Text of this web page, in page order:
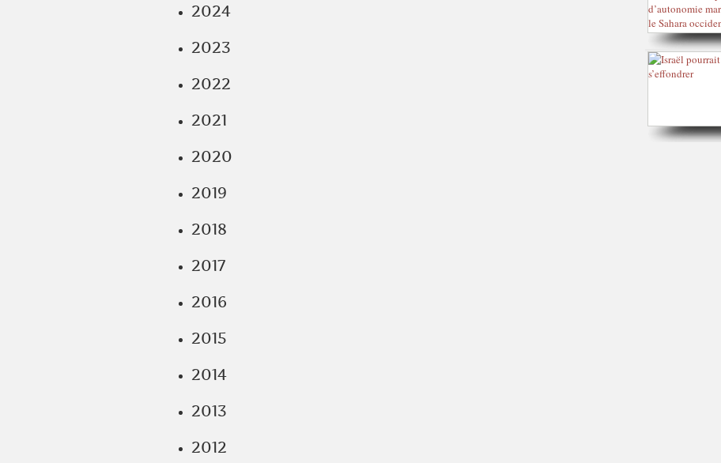
2024
2023
2022
2021
2020
2019
2018
2017
2016
2015
2014
2013
2012